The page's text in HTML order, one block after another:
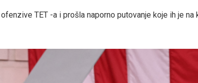
TET -a i prošla naporno putovanje koje ih je na